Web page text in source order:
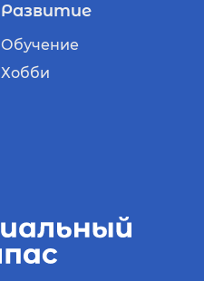
Развитие
Обучение
Хобби